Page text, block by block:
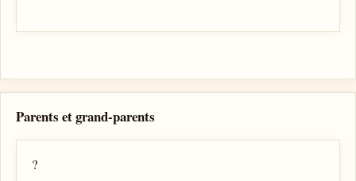
Parents et grand-parents
?